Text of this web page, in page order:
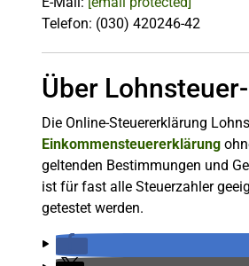
Telefon: (030) 420246-42
Über
Die Online-Steuererklärung
Einkommensteuererklärung
geltenden Bestimmungen und
ist für fast alle Steuerzahler
getestet werden.